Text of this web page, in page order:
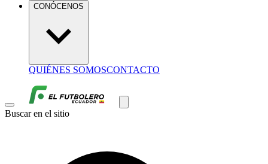
CONÓCENOS
QUIÉNES SOMOSCONTACTO
Buscar en el sitio